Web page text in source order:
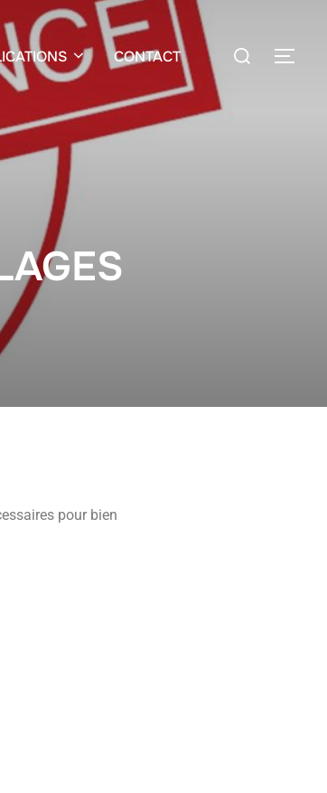
CONTACT
pour bien